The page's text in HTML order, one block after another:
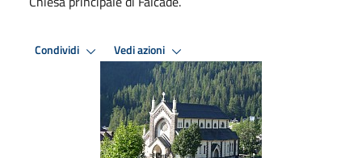
Condividi Vedi azioni